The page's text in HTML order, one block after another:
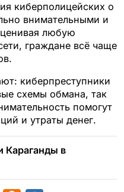
киберполицейских о
внимательными и
любую
граждане всё чаще
киберпреступники
схемы обмана, так
помогут
и утраты денег.
Караганды в